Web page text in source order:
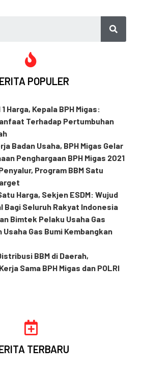
POPULER
Harga, Kepala BPH Migas:
Terhadap Pertumbuhan
Badan Usaha, BPH Migas Gelar
Penghargaan BPH Migas 2021
Program BBM Satu
Harga, Sekjen ESDM: Wujud
Bagi Seluruh Rakyat Indonesia
Bimtek Pelaku Usaha Gas
Usaha Gas Bumi Kembangkan
BBM di Daerah,
Sama BPH Migas dan POLRI
TERBARU